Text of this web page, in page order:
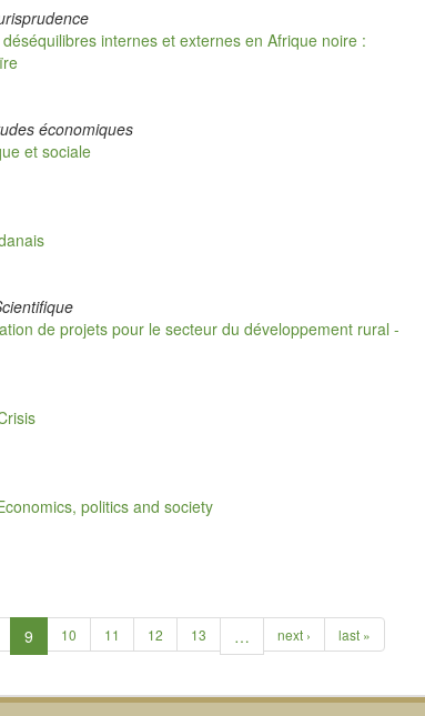
internes et externes en Afrique noire :
économiques
et sociale
de projets pour le secteur du développement rural -
politics and society
9 10 11 12 13 … next › last »